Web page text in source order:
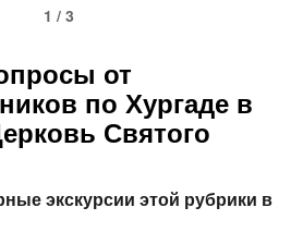
1 / 3
от
по Хургаде в
Святого
экскурсии этой рубрики в